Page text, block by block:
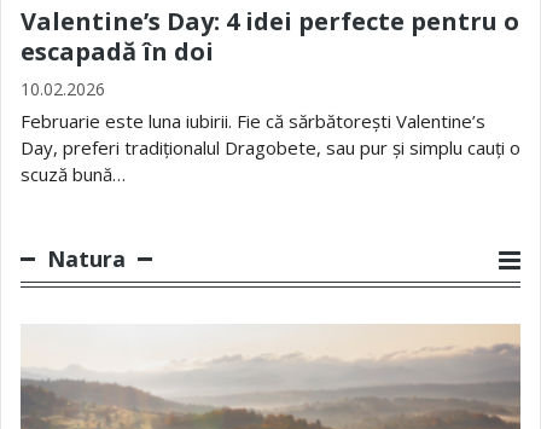
Valentine’s Day: 4 idei perfecte pentru o
escapadă în doi
10.02.2026
Februarie este luna iubirii. Fie că sărbătorești Valentine’s
Day, preferi tradiționalul Dragobete, sau pur și simplu cauți o
scuză bună…
Natura